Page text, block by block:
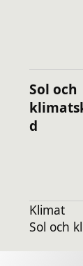
Sol och
d
Klimat
Sol och